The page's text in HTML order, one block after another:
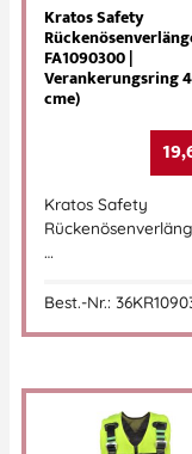
Kratos Safety
FA1090300 |
Verankerungsring
cme)
Kratos Safety
…
Best.-Nr.: